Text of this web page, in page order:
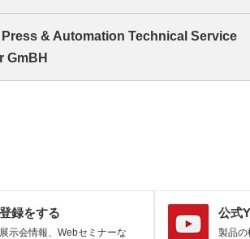
Press & Automation Technical Service
GmBH
録をする
示会情報、Webセミナーな
公式
製品の